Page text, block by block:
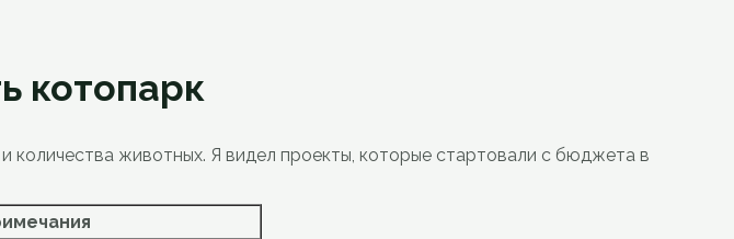
котопарк
количества животных. Я видел проекты, которые стартовали с бюджета в